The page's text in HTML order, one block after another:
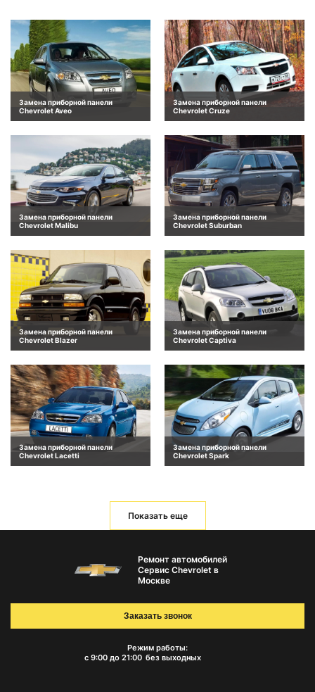
Замена приборной панели
Chevrolet Aveo
Замена приборной панели
Chevrolet Cruze
Замена приборной панели
Chevrolet Malibu
Замена приборной панели
Chevrolet Suburban
Замена приборной панели
Chevrolet Blazer
Замена приборной панели
Chevrolet Captiva
Замена приборной панели
Chevrolet Lacetti
Замена приборной панели
Chevrolet Spark
Показать еще
Ремонт автомобилей
Сервис Chevrolet в
Москве
Режим работы:
с 9:00 до 21:00 без выходных
Заказать звонок